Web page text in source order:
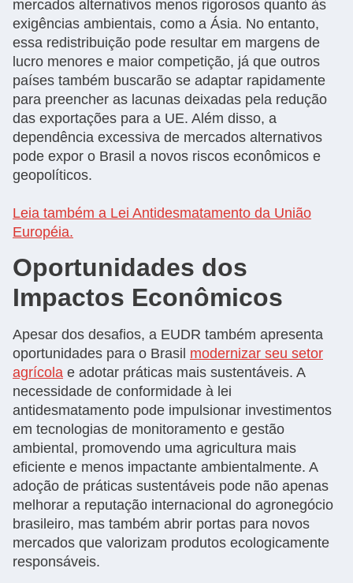
mercados alternativos menos rigorosos quanto às
exigências ambientais, como a Ásia. No entanto,
essa redistribuição pode resultar em margens de
lucro menores e maior competição, já que outros
países também buscarão se adaptar rapidamente
para preencher as lacunas deixadas pela redução
das exportações para a UE. Além disso, a
dependência excessiva de mercados alternativos
pode expor o Brasil a novos riscos econômicos e
geopolíticos.
Leia também a Lei Antidesmatamento da União
Européia.
Oportunidades dos
Impactos Econômicos
Apesar dos desafios, a EUDR também apresenta
oportunidades para o Brasil modernizar seu setor
agrícola e adotar práticas mais sustentáveis. A
necessidade de conformidade à lei
antidesmatamento pode impulsionar investimentos
em tecnologias de monitoramento e gestão
ambiental, promovendo uma agricultura mais
eficiente e menos impactante ambientalmente. A
adoção de práticas sustentáveis pode não apenas
melhorar a reputação internacional do agronegócio
brasileiro, mas também abrir portas para novos
mercados que valorizam produtos ecologicamente
responsáveis.